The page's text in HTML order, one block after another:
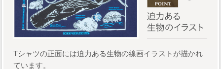
Tシャツの正面には迫力ある生物の線画イラストが描かれ
ています。